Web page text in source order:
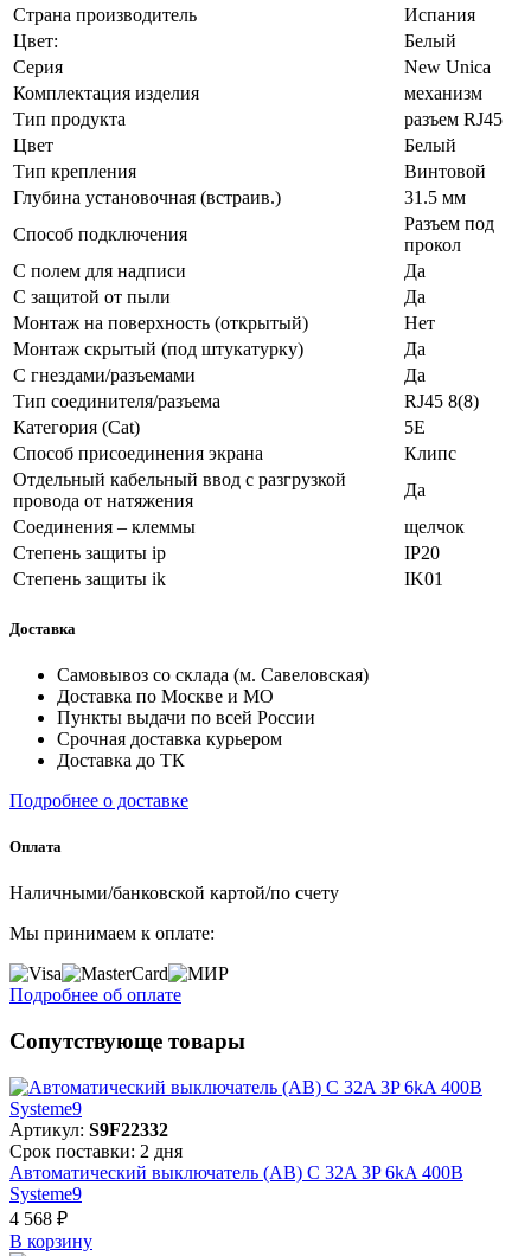
Страна производитель
Испания
Цвет:
Белый
Серия
New Unica
Комплектация изделия
механизм
Тип продукта
разъем RJ45
Цвет
Белый
Тип крепления
Винтовой
Глубина установочная (встраив.)
31.5 мм
Способ подключения
Разъем под
прокол
С полем для надписи
Да
С защитой от пыли
Да
Монтаж на поверхность (открытый)
Нет
Монтаж скрытый (под штукатурку)
Да
С гнездами/разъемами
Да
Тип соединителя/разъема
RJ45 8(8)
Категория (Cat)
5E
Способ присоединения экрана
Клипс
Отдельный кабельный ввод с разгрузкой
провода от натяжения
Да
Соединения – клеммы
щелчок
Степень защиты ip
IP20
Степень защиты ik
IK01
Доставка
Самовывоз со склада (м. Савеловская)
Доставка по Москве и МО
Пункты выдачи по всей России
Срочная доставка курьером
Доставка до ТК
Подробнее о доставке
Оплата
Наличными/банковской картой/по счету
Мы принимаем к оплате:
Подробнее об оплате
Сопутствующе товары
Артикул: S9F22332
Срок поставки: 2 дня
Автоматический выключатель (АВ) C 32A 3P 6kA 400В
Systeme9
4 568 ₽
В корзинy